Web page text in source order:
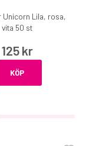
Unicorn Lila, rosa,
vita 50 st
125 kr
KÖP